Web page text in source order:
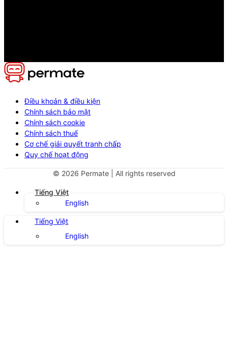
Điều khoản & điều kiện
Chính sách bảo mật
Chính sách cookie
Chính sách thuế
Cơ chế giải quyết tranh chấp
Quy chế hoạt động
© 2026 Permate | All rights reserved
Tiếng Việt
English
Tiếng Việt
English